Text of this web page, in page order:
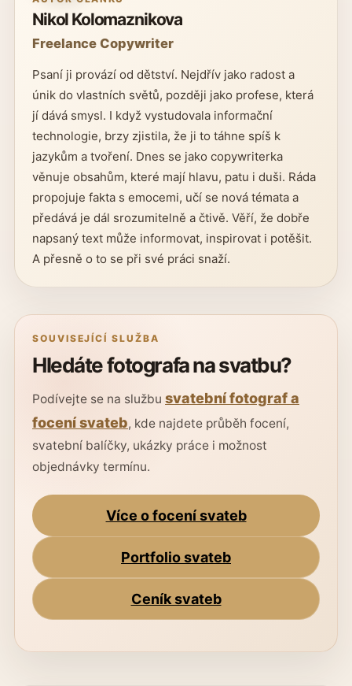
Nikol Kolomaznikova
Freelance Copywriter
Psaní ji provází od dětství. Nejdřív jako radost a
únik do vlastních světů, později jako profese, která
jí dává smysl. I když vystudovala informační
technologie, brzy zjistila, že ji to táhne spíš k
jazykům a tvoření. Dnes se jako copywriterka
věnuje obsahům, které mají hlavu, patu i duši. Ráda
propojuje fakta s emocemi, učí se nová témata a
předává je dál srozumitelně a čtivě. Věří, že dobře
napsaný text může informovat, inspirovat i potěšit.
A přesně o to se při své práci snaží.
SOUVISEJÍCÍ SLUŽBA
Hledáte fotografa na svatbu?
Podívejte se na službu svatební fotograf a
focení svateb, kde najdete průběh focení,
svatební balíčky, ukázky práce i možnost
objednávky termínu.
Více o focení svateb
Portfolio svateb
Ceník svateb